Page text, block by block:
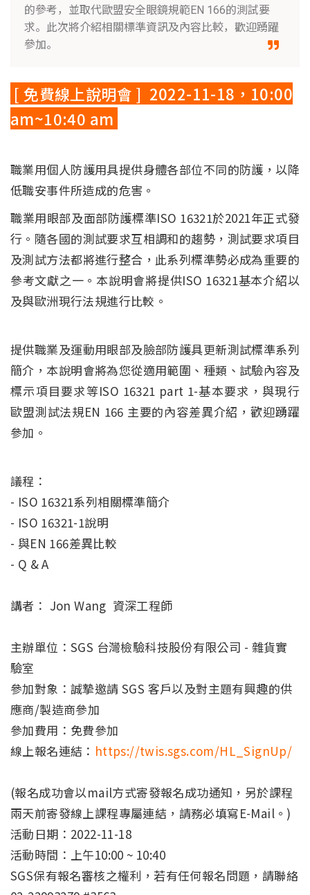
的參考，並取代歐盟安全眼鏡規範EN 166的測試要
求。此次將介紹相關標準資訊及內容比較，歡迎踴躍
參加。
[ 免費線上說明會 ] 2022-11-18，10:00
am~10:40 am
職業用個人防護用具提供身體各部位不同的防護，以降
低職安事件所造成的危害。
職業用眼部及面部防護標準ISO 16321於2021年正式發
行。隨各國的測試要求互相調和的趨勢，測試要求項目
及測試方法都將進行整合，此系列標準勢必成為重要的
參考文獻之一。本說明會將提供ISO 16321基本介紹以
及與歐洲現行法規進行比較。
提供職業及運動用眼部及臉部防護具更新測試標準系列
簡介，本說明會將為您從適用範圍、種類、試驗內容及
標示項目要求等ISO 16321 part 1-基本要求，與現行
歐盟測試法規EN 166 主要的內容差異介紹，歡迎踴躍
參加。
議程：
- ISO 16321系列相關標準簡介
- ISO 16321-1說明
- 與EN 166差異比較
- Q & A
講者： Jon Wang 資深工程師
主辦單位：SGS 台灣檢驗科技股份有限公司 - 雜貨實
驗室
參加對象：誠摯邀請 SGS 客戶以及對主題有興趣的供
應商/製造商參加
參加費用：免費參加
線上報名連結： https://twis.sgs.com/HL_SignUp/
(報名成功會以mail方式寄發報名成功通知，另於課程
兩天前寄發線上課程專屬連結，請務必填寫E-Mail。)
活動日期：2022-11-18
活動時間：上午10:00 ~ 10:40
SGS保有報名審核之權利，若有任何報名問題，請聯絡